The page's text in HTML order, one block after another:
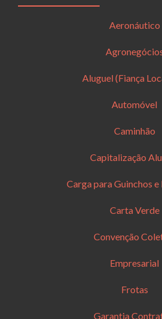
Aeronáutico
Aluguel (Fiança
Automóvel
Caminhão
Capitalização
Carga para Guinchos e
Carta Verde
Convenção
Empresarial
Frotas
Garantia